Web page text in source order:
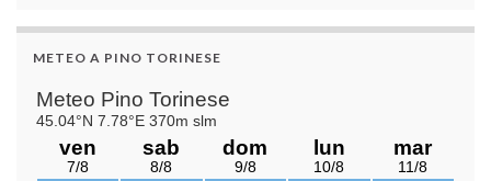
METEO A PINO TORINESE